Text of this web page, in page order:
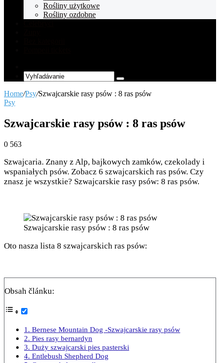
Rośliny użytkowe
Rośliny ozdobne
Article
Vyhľadávanie
Home/Psy/Szwajcarskie rasy psów : 8 ras psów
Psy
Szwajcarskie rasy psów : 8 ras psów
0 563
Szwajcaria. Znany z Alp, bajkowych zamków, czekolady i
wspaniałych psów. Zobacz 6 szwajcarskich ras psów. Czy
znasz je wszystkie? Szwajcarskie rasy psów: 8 ras psów.
Szwajcarskie rasy psów : 8 ras psów
Oto nasza lista 8 szwajcarskich ras psów:
Obsah článku:
1. Bernese Mountain Dog -Szwajcarskie rasy psów
2. Pies rasy bernardyn
3. Duży szwajcarski pies pasterski
4. Entlebush Shepherd Dog